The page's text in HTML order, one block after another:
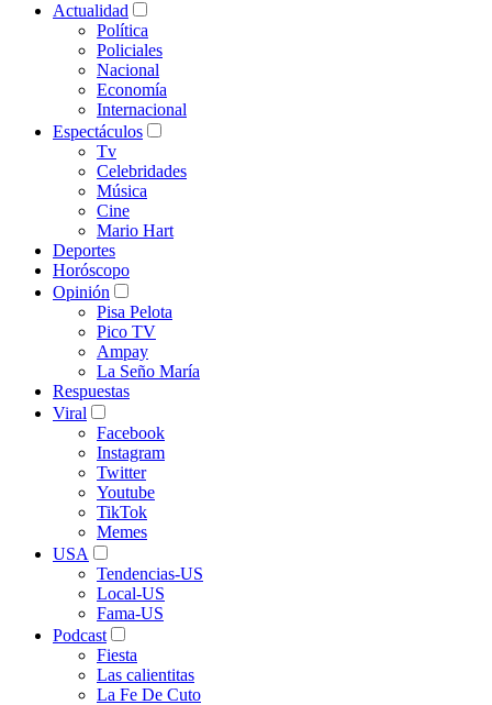
Actualidad
Política
Policiales
Nacional
Economía
Internacional
Espectáculos
Tv
Celebridades
Música
Cine
Mario Hart
Deportes
Horóscopo
Opinión
Pisa Pelota
Pico TV
Ampay
La Seño María
Respuestas
Viral
Facebook
Instagram
Twitter
Youtube
TikTok
Memes
USA
Tendencias-US
Local-US
Fama-US
Podcast
Fiesta
Las calientitas
La Fe De Cuto